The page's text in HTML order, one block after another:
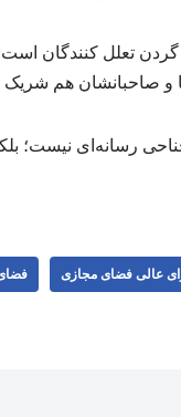
شهدای ۱۸ دی‌ماه بر گردن
و صاحبانشان هم
رسانه‌ای نیست؛
عالی فضای مجازی